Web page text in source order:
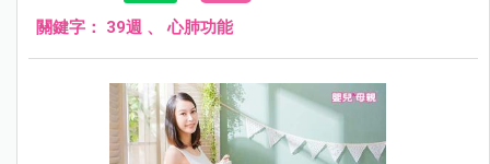
關鍵字： 39週 、心肺功能